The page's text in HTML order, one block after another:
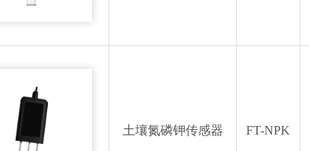
土壤氮磷钾传感器 FT-NPK